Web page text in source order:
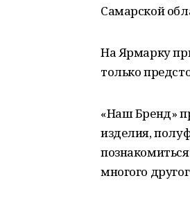
Самарской
На Ярмарку
только
«Наш Бренд»
изделия,
многого